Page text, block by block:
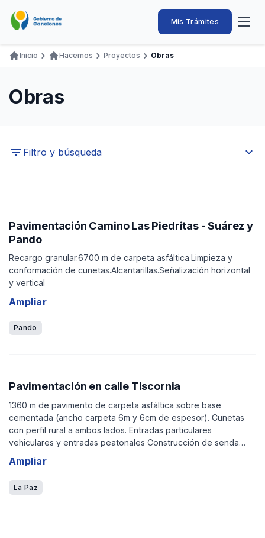
contenido
Intendencia
de
Abrir
Navegación
principal
Buscar
Mis Trámites
Ingresar
Llamados Laborales
de
navegación
Inicio Hacemos Proyectos Obras
Obras
Filtro y búsqueda expand_more
Filtrar por Tipo de Obra
Pavimentación Camino Las Piedritas - Suárez y
Pando
Recargo granular.6700 m de carpeta asfáltica.Limpieza y
conformación de cunetas.Alcantarillas.Señalización horizontal
y vertical
Ampliar
Pando
Pavimentación en calle Tiscornia
1360 m de pavimento de carpeta asfáltica sobre base
cementada (ancho carpeta 6m y 6cm de espesor). Cunetas
con perfil rural a ambos lados. Entradas particulares
vehiculares y entradas peatonales Construcción de senda
peatonal en etapas, la primera etapa se ejecutará en
Tiscornia y Aldabalde. Señalización vial correspondiente.
Adecuación d
Ampliar
La Paz